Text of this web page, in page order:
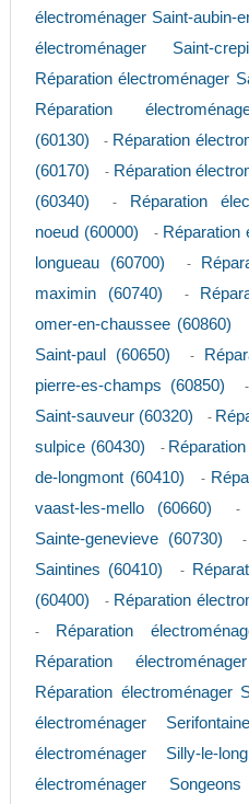
électroménager Saint-aubin-
électroménager Saint-
Réparation électroménager
Réparation
(60130)
- Réparation
(60170)
- Réparation
(60340)
-
Réparation
noeud (60000)
- Réparation
longueau (60700)
-
maximin (60740)
-
omer-en-chaussee (60860)
Saint-paul (60650)
-
pierre-es-champs (60850)
-
Saint-sauveur (60320)
-
sulpice (60430)
-
de-longmont (60410)
-
vaast-les-mello (60660)
-
Sainte-genevieve (60730)
-
Saintines (60410)
-
(60400)
- Réparation
- Réparation
Réparation
Réparation électroménager
électroménager
électroménager Silly-le-
électroménager